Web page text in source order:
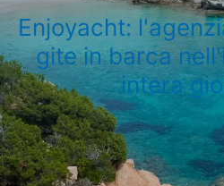
Enjoyacht:
gite in barca
intera